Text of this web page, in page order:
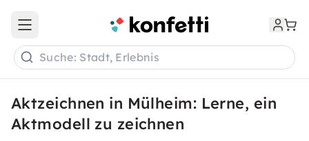
Open main menu
Suche: Stadt, Erlebnis
Aktzeichnen in Mülheim: Lerne, ein
Aktmodell zu zeichnen